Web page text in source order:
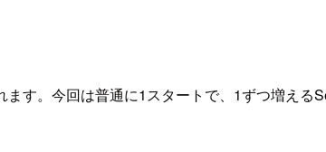
す。今回は普通に1スタートで、1ずつ増える